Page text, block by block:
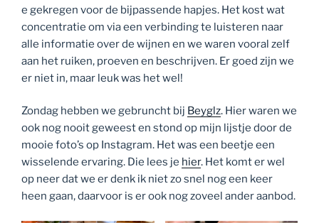
e gekregen voor de bijpassende hapjes. Het kost wat
concentratie om via een verbinding te luisteren naar
alle informatie over de wijnen en we waren vooral zelf
aan het ruiken, proeven en beschrijven. Er goed zijn we
er niet in, maar leuk was het wel!
Zondag hebben we gebruncht bij Beyglz. Hier waren we
ook nog nooit geweest en stond op mijn lijstje door de
mooie foto’s op Instagram. Het was een beetje een
wisselende ervaring. Die lees je hier. Het komt er wel
op neer dat we er denk ik niet zo snel nog een keer
heen gaan, daarvoor is er ook nog zoveel ander aanbod.